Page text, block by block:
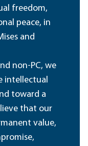
freedom,
peace, in
and
non-PC, we
intellectual
toward a
that our
value,